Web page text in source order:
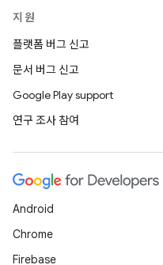
지원
플랫폼 버그 신고
문서 버그 신고
Google Play support
연구 조사 참여
Android
Chrome
Firebase